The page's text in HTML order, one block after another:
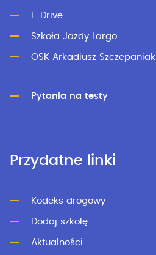
L-Drive
Szkoła Jazdy Largo
OSK Arkadiusz Szczepaniak
Pytania na testy
Przydatne linki
Kodeks drogowy
Dodaj szkołę
Aktualności